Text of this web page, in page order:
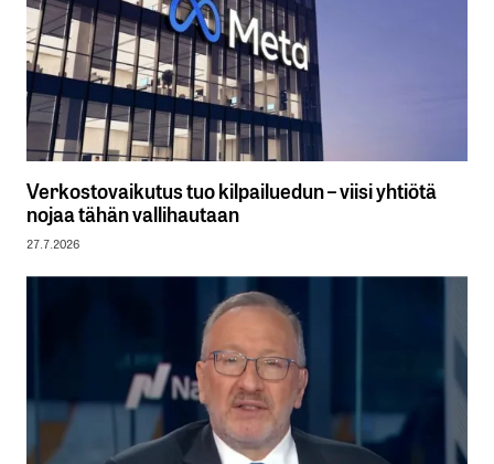
Verkostovaikutus tuo kilpailuedun – viisi yhtiötä
nojaa tähän vallihautaan
27.7.2026